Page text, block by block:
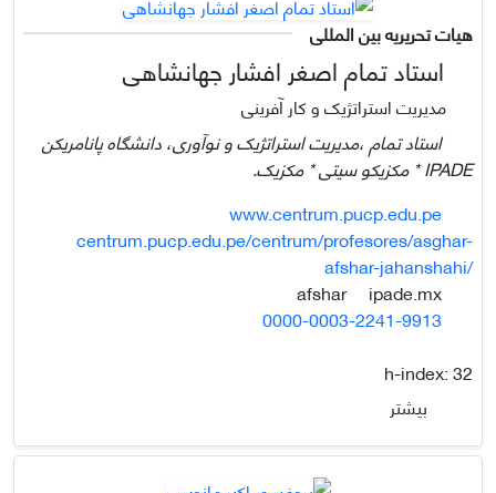
هیات تحریریه بین المللی
استاد تمام اصغر افشار جهانشاهی
مدیریت استراتژیک و کار آفرینی
استاد تمام ،مدیریت استراتژیک و نوآوری، دانشگاه پانامریکن
IPADE * مکزیکو سیتی * مکزیک.
www.centrum.pucp.edu.pe
centrum.pucp.edu.pe/centrum/profesores/asghar-
afshar-jahanshahi/
ipade.mx
0000-0003-2241-9913
h-index:32
بیشتر